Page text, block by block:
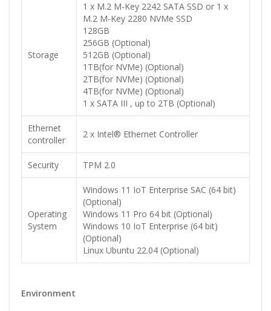
Storage
1 x M.2 M-Key 2242 SATA SSD or 1 x
M.2 M-Key 2280 NVMe SSD
128GB
256GB (Optional)
512GB (Optional)
1TB(for NVMe) (Optional)
2TB(for NVMe) (Optional)
4TB(for NVMe) (Optional)
1 x SATA III , up to 2TB (Optional)
Ethernet
controller
2 x Intel® Ethernet Controller
Security TPM 2.0
Operating
System
Windows 11 IoT Enterprise SAC (64 bit)
(Optional)
Windows 11 Pro 64 bit (Optional)
Windows 10 IoT Enterprise (64 bit)
(Optional)
Linux Ubuntu 22.04 (Optional)
Environment